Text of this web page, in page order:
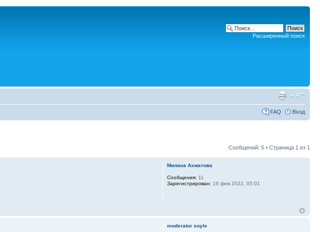
Расширенный поиск
FAQ Вход
Сообщений: 5 • Страница 1 из 1
Милана Ахматова
Сообщения: 11
Зарегистрирован: 16 фев 2022, 05:01
moderator soyle